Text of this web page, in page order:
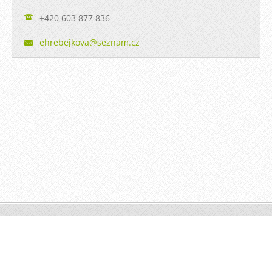
+420 603 877 836
ehrebejkova@seznam.cz